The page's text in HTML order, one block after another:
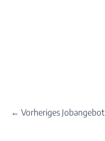
← Vorheriges Jobangebot